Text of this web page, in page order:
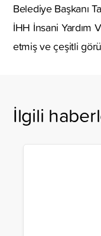
Belediye Başkanı
İHH İnsani Yardım
etmiş ve çeşitli
İlgili